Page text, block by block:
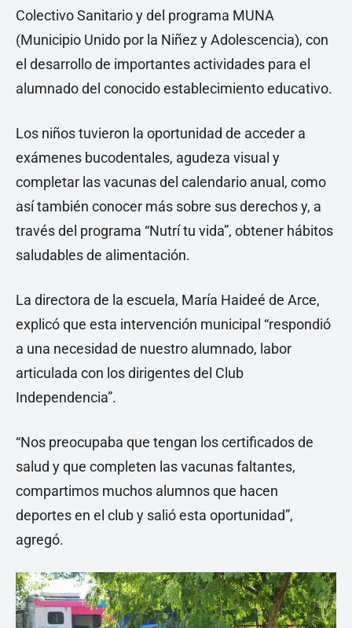
Colectivo Sanitario y del programa MUNA
(Municipio Unido por la Niñez y Adolescencia), con
el desarrollo de importantes actividades para el
alumnado del conocido establecimiento educativo.
Los niños tuvieron la oportunidad de acceder a
exámenes bucodentales, agudeza visual y
completar las vacunas del calendario anual, como
así también conocer más sobre sus derechos y, a
través del programa “Nutrí tu vida”, obtener hábitos
saludables de alimentación.
La directora de la escuela, María Haideé de Arce,
explicó que esta intervención municipal “respondió
a una necesidad de nuestro alumnado, labor
articulada con los dirigentes del Club
Independencia”.
“Nos preocupaba que tengan los certificados de
salud y que completen las vacunas faltantes,
compartimos muchos alumnos que hacen
deportes en el club y salió esta oportunidad”,
agregó.